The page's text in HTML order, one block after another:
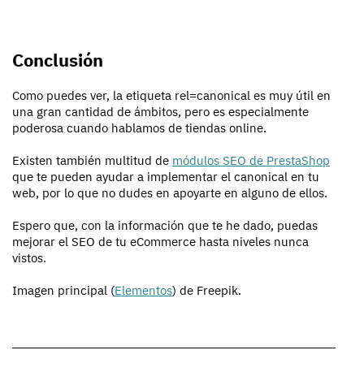
Conclusión
Como puedes ver, la etiqueta rel=canonical es muy útil en
una gran cantidad de ámbitos, pero es especialmente
poderosa cuando hablamos de tiendas online.
Existen también multitud de módulos SEO de PrestaShop
que te pueden ayudar a implementar el canonical en tu
web, por lo que no dudes en apoyarte en alguno de ellos.
Espero que, con la información que te he dado, puedas
mejorar el SEO de tu eCommerce hasta niveles nunca
vistos.
Imagen principal (Elementos) de Freepik.